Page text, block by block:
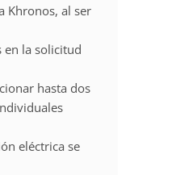
Khronos, al ser
en la solicitud
hasta dos
eléctrica se